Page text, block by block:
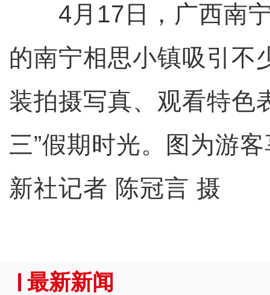
4月17日，广西南宁
的南宁相思小镇吸引不
装拍摄写真、观看特色
三”假期时光。图为游
新社记者 陈冠言 摄
最新新闻